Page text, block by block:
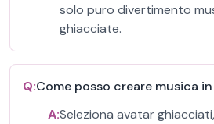
solo puro divertimento
ghiacciate.
Q:Come posso creare musica
A:Seleziona avatar